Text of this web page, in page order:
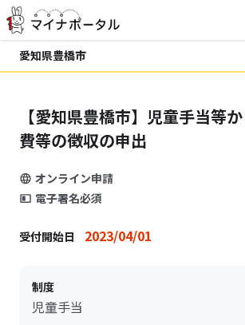
愛知県豊橋市
【愛知県豊橋市】児童手当等
費等の徴収の申出
オンライン申請
電子署名必須
受付開始日 2023/04/01
制度
児童手当